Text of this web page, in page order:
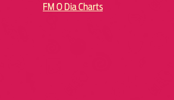
FM O Dia Charts